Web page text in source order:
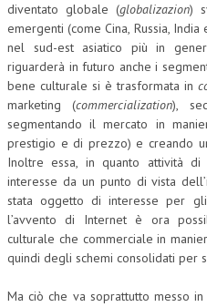
diventato globale (globalizazion)
emergenti (come Cina, Russia,
nel sud-est asiatico più in
riguarderà in futuro anche i
bene culturale si è trasformata in
marketing (commercialization),
segmentando il mercato in
prestigio e di prezzo) e creando
Inoltre essa, in quanto attività
interesse da un punto di vista
stata oggetto di interesse per
l’avvento di Internet è ora
culturale che commerciale in
quindi degli schemi consolidati per
Ma ciò che va soprattutto messo